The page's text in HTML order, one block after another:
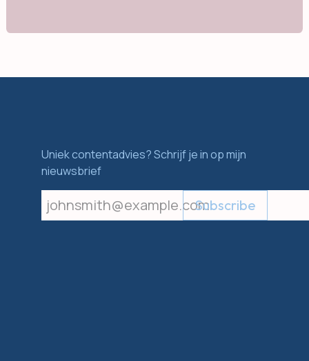
Uniek contentadvies? Schrijf je in op mijn
nieuwsbrief
Subscribe